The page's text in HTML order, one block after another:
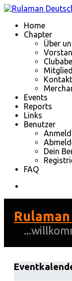
Home
Chapter
Über
Events
Reports
Links
Benutzer
Dein
FAQ